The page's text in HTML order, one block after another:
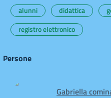
alunni didattica
registro elettronico
Persone
Gabriella